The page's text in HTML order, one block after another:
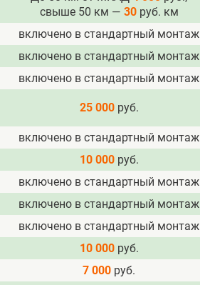
свыше 50 км — 30руб. км
включено в стандартный монтаж
включено в стандартный монтаж
включено в стандартный монтаж
25 000руб.
включено в стандартный монтаж
10 000руб.
включено в стандартный монтаж
включено в стандартный монтаж
включено в стандартный монтаж
10 000руб.
7 000 руб.